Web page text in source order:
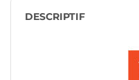
DESCRIPTIF